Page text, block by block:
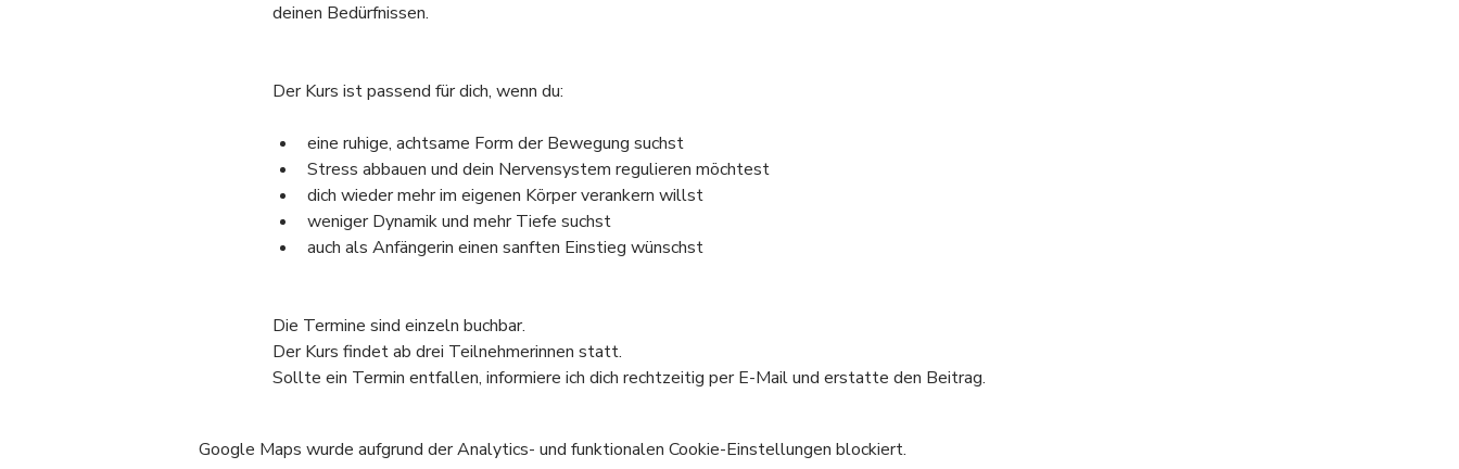
deinen Bedürfnissen.
Der Kurs ist passend für dich, wenn du:
eine ruhige, achtsame Form der Bewegung suchst
Stress abbauen und dein Nervensystem regulieren möchtest
dich wieder mehr im eigenen Körper verankern willst
weniger Dynamik und mehr Tiefe suchst
auch als Anfängerin einen sanften Einstieg wünschst
Die Termine sind einzeln buchbar.
Der Kurs findet ab drei Teilnehmerinnen statt.
Sollte ein Termin entfallen, informiere ich dich rechtzeitig per E-Mail und erstatte den Beitrag.
Google Maps wurde aufgrund der Analytics- und funktionalen Cookie-Einstellungen blockiert.